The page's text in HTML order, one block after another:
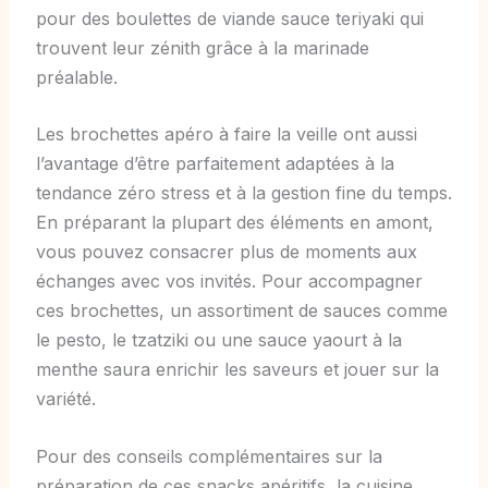
pour des boulettes de viande sauce teriyaki qui
trouvent leur zénith grâce à la marinade
préalable.
Les brochettes apéro à faire la veille ont aussi
l’avantage d’être parfaitement adaptées à la
tendance zéro stress et à la gestion fine du temps.
En préparant la plupart des éléments en amont,
vous pouvez consacrer plus de moments aux
échanges avec vos invités. Pour accompagner
ces brochettes, un assortiment de sauces comme
le pesto, le tzatziki ou une sauce yaourt à la
menthe saura enrichir les saveurs et jouer sur la
variété.
Pour des conseils complémentaires sur la